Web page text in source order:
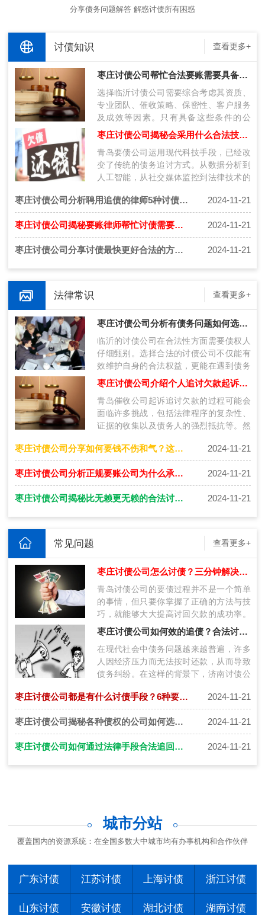
分享债务问题解答 解惑讨债所有困惑
讨债知识 查看更多+
枣庄讨债公司帮忙合法要账需要具备什么条件呢？
选择临沂讨债公司需要综合考虑其资质、
专业团队、催收策略、保密性、客户服务
及成效等因素。只有具备这些条件的公
司，才能在复杂的债务纠纷中为客户提供
有效…
枣庄讨债公司揭秘会采用什么合法技术讨债呢？
青岛要债公司运用现代科技手段，已经改
变了传统的债务追讨方式。从数据分析到
人工智能，从社交媒体监控到法律技术的
也…
枣庄讨债公司分析聘用追债的律师5种讨债技巧！ 2024-11-21
枣庄讨债公司揭秘要账律师帮忙讨债需要注意什么？ 2024-11-21
枣庄讨债公司分享讨债最快更好合法的方法是什么？ 2024-11-21
法律常识 查看更多+
枣庄讨债公司分析有债务问题如何选择合法的催收公司！
临沂的讨债公司在合法性方面需要债权人
仔细甄别。选择合法的讨债公司不仅能有
效维护自身的合法权益，更能在遇到债务
问题时，获得专业、合法的服务。无论是
通…
枣庄讨债公司介绍个人追讨欠款起诉流程是什么？
青岛催收公司起诉追讨欠款的过程可能会
面临许多挑战，包括法律程序的复杂性、
证据的收集以及债务人的强烈抵抗等。然
债…
枣庄讨债公司分享如何要钱不伤和气？这几种方法更好！ 2024-11-21
枣庄讨债公司分析正规要账公司为什么承诺不成功不收费！ 2024-11-21
枣庄讨债公司揭秘比无赖更无赖的合法讨债方法 2024-11-21
常见问题 查看更多+
枣庄讨债公司怎么讨债？三分钟解决要账问题的技巧
青岛讨债公司的要债过程并不是一个简单
的事情，但只要你掌握了正确的方法与技
巧，就能够大大提高讨回欠款的成功率。
通过理清债务情况、加强沟通、制定还款
计…
枣庄讨债公司如何效的追债？合法讨债三步走！
在现代社会中债务问题越来越普遍，许多
人因经济压力而无法按时还款，从而导致
债务纠纷。在这样的背景下，济南讨债公
讨…
枣庄讨债公司都是有什么讨债手段？6种要债讨债秘籍要知道！ 2024-11-21
枣庄讨债公司揭秘各种债权的公司如何选择更安全？ 2024-11-21
枣庄讨债公司如何通过法律手段合法追回欠款 2024-11-21
城市分站
覆盖国内的资源系统：在全国多数大中城市均有办事机构和合作伙伴
广东讨债 江苏讨债 上海讨债 浙江讨债
山东讨债 安徽讨债 湖北讨债 湖南讨债